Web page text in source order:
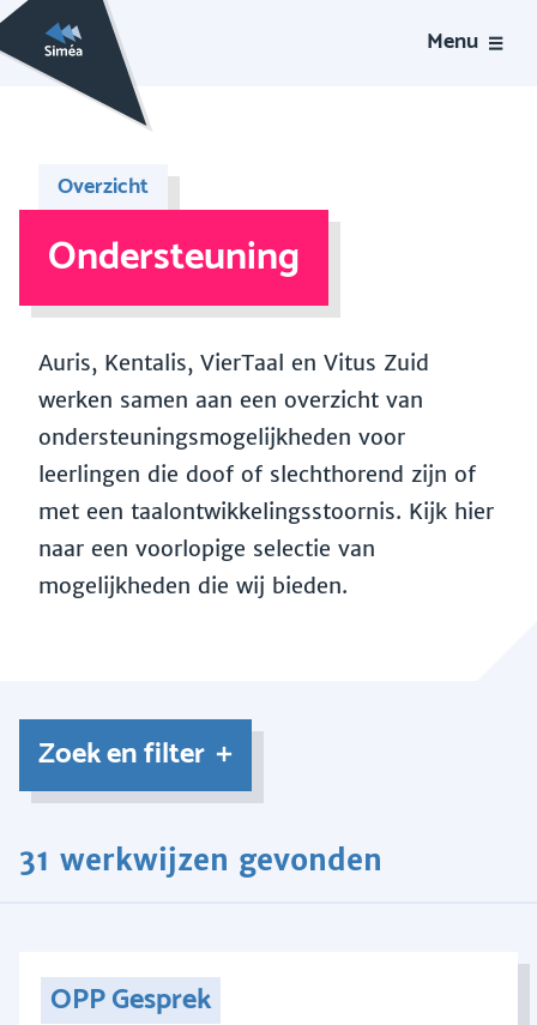
Menu
Overzicht
Ondersteuning
Auris, Kentalis, VierTaal en Vitus Zuid
werken samen aan een overzicht van
ondersteuningsmogelijkheden voor
leerlingen die doof of slechthorend zijn of
met een taalontwikkelingsstoornis. Kijk hier
naar een voorlopige selectie van
mogelijkheden die wij bieden.
Zoek en filter
31 werkwijzen gevonden
OPP Gesprek